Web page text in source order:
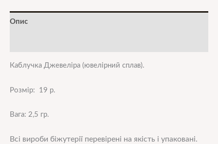
Опис
Каблучка Джевеліра (ювелірний сплав).
Розмір: 19 р.
Вага: 2,5 гр.
Всі вироби біжутерії перевірені на якість і упаковані.